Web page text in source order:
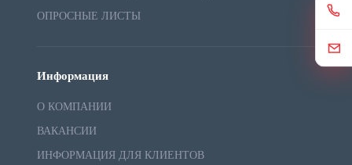
ОПРОСНЫЕ ЛИСТЫ
Информация
О КОМПАНИИ
ВАКАНСИИ
ИНФОРМАЦИЯ ДЛЯ КЛИЕНТОВ